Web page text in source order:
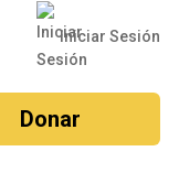
Iniciar Sesión
Donar